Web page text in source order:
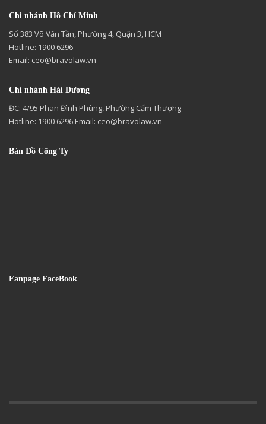
Chi nhánh Hồ Chí Minh
Số 383 Võ Văn Tần, Phường 4, Quận 3, HCM
Hotline: 1900 6296
Email: ceo@bravolaw.vn
Chi nhánh Hải Dương
ĐC: 4/95 Phan Đình Phùng, Phường Cẩm Thượng
Hotline: 1900 6296 Email: ceo@bravolaw.vn
Bản Đồ Công Ty
Fanpage FaceBook